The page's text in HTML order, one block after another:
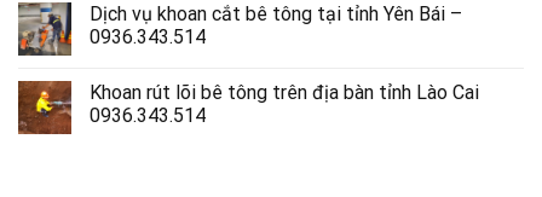
Dịch vụ khoan cắt bê tông tại tỉnh Yên Bái –
0936.343.514
Khoan rút lõi bê tông trên địa bàn tỉnh Lào Cai
0936.343.514